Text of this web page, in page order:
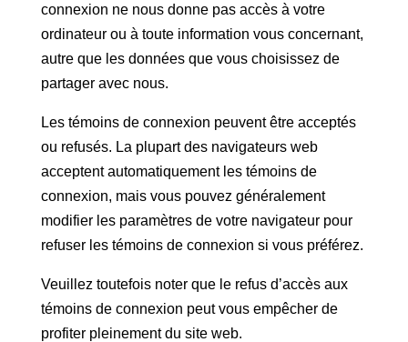
connexion ne nous donne pas accès à votre
ordinateur ou à toute information vous concernant,
autre que les données que vous choisissez de
partager avec nous.
Les témoins de connexion peuvent être acceptés
ou refusés. La plupart des navigateurs web
acceptent automatiquement les témoins de
connexion, mais vous pouvez généralement
modifier les paramètres de votre navigateur pour
refuser les témoins de connexion si vous préférez.
Veuillez toutefois noter que le refus d’accès aux
témoins de connexion peut vous empêcher de
profiter pleinement du site web.